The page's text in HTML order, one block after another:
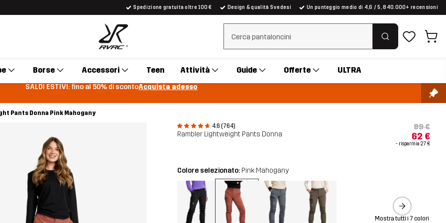
Spedizione gratuita oltre 100 € Design & qualità Svedesi Un punteggio medio di 4,6 / 5, 840.000+ recensioni
Cancella ricerca
Borse Accessori Teen Attività Guide Offerte ULTRA
SALDI ESTIVI: fino al 50% di scontoAcquista adesso
Pants Donna Pink Mahogany
4.6 (764)
Rambler Lightweight Pants Donna
89 €
62 €
- risparmia 27 €
Colore selezionato: Pink Mahogany
Mostra tutti i 7 colori